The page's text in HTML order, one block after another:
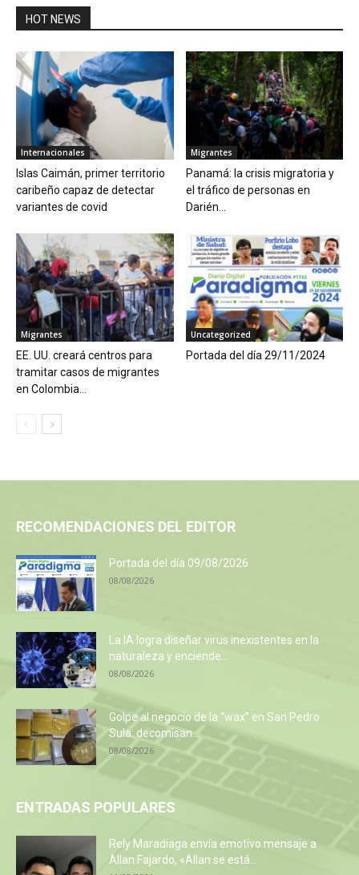
HOT NEWS
Internacionales
Islas Caimán, primer territorio
caribeño capaz de detectar
variantes de covid
Migrantes
Panamá: la crisis migratoria y
el tráfico de personas en
Darién...
Migrantes
EE. UU. creará centros para
tramitar casos de migrantes
en Colombia...
Uncategorized
Portada del día 29/11/2024
RECOMENDACIONES DEL EDITOR
Portada del día 09/08/2026
08/08/2026
La IA logra diseñar virus inexistentes en la
naturaleza y enciende...
08/08/2026
Golpe al negocio de la “wax” en San Pedro
Sula: decomisan...
08/08/2026
ENTRADAS POPULARES
Rely Maradiaga envía emotivo mensaje a
Allan Fajardo, «Allan se está...